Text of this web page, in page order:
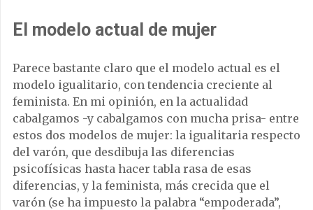
El modelo actual de mujer
Parece bastante claro que el modelo actual es el
modelo igualitario, con tendencia creciente al
feminista. En mi opinión, en la actualidad
cabalgamos -y cabalgamos con mucha prisa- entre
estos dos modelos de mujer: la igualitaria respecto
del varón, que desdibuja las diferencias
psicofísicas hasta hacer tabla rasa de esas
diferencias, y la feminista, más crecida que el
varón (se ha impuesto la palabra “empoderada”,